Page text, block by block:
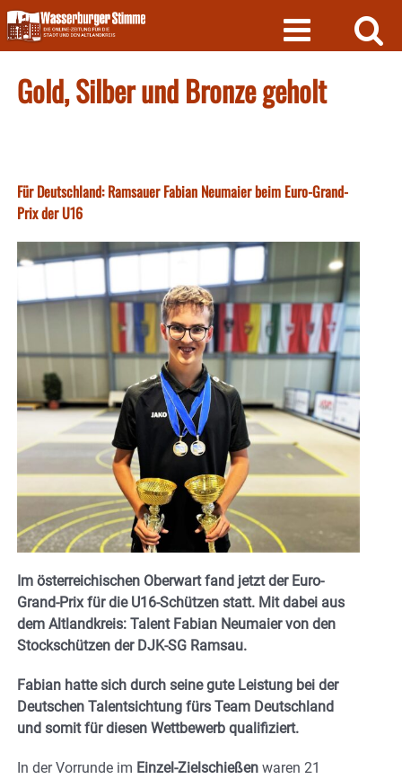
Skip
to
content
Gold, Silber und Bronze geholt
Für Deutschland: Ramsauer Fabian Neumaier beim Euro-Grand-
Prix der U16
Im österreichischen Oberwart fand jetzt der Euro-
Grand-Prix für die U16-Schützen statt. Mit dabei aus
dem Altlandkreis: Talent Fabian Neumaier von den
Stockschützen der DJK-SG Ramsau.
Fabian hatte sich durch seine gute Leistung bei der
Deutschen Talentsichtung fürs Team Deutschland
und somit für diesen Wettbewerb qualifiziert.
In der Vorrunde im Einzel-Zielschießen waren 21